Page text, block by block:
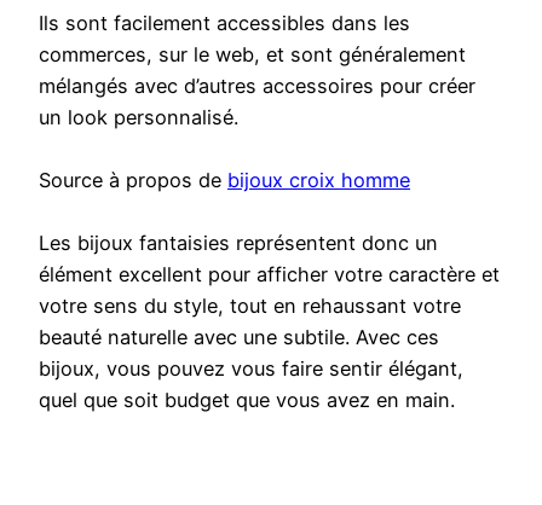
Ils sont facilement accessibles dans les
commerces, sur le web, et sont généralement
mélangés avec d’autres accessoires pour créer
un look personnalisé.
Source à propos de bijoux croix homme
Les bijoux fantaisies représentent donc un
élément excellent pour afficher votre caractère et
votre sens du style, tout en rehaussant votre
beauté naturelle avec une subtile. Avec ces
bijoux, vous pouvez vous faire sentir élégant,
quel que soit budget que vous avez en main.